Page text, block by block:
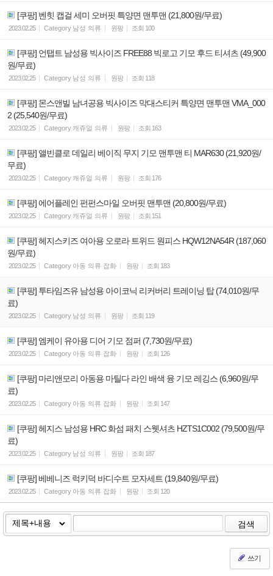
[쿠팡] 벤힛 캡걸 세미 오버핏 특양면 맨투맨 (21,800원/무료)
2023.02.25 Category 남성 의류 원팡 조회 100
[쿠팡] 언탭트 남성용 빅사이즈 FREE88 빅로고 기모 후드 티셔츠 (49,900
원/무료)
2023.02.25 Category 남성 의류 원팡 조회 118
[쿠팡] 몬스앤빌 남녀공용 빅사이즈 막대스티커 특양면 맨투맨 VMA_000
2 (25,540원/무료)
2023.02.25 Category 캐쥬얼 의류 원팡 조회 163
[쿠팡] 앨빈클로 데일리 베이직 무지 기모 맨투맨 티 MAR630 (21,920원/
무료)
2023.02.25 Category 캐쥬얼 의류 원팡 조회 176
[쿠팡] 에어플레인 펀펀스마일 오버핏 맨투맨 (20,800원/무료)
2023.02.25 Category 캐쥬얼 의류 원팡 조회 151
[쿠팡] 헤지스키즈 여아용 오로라 트위드 원피스 HQW12NA54R (187,060
원/무료)
2023.02.25 Category 아동 의류 잡화 원팡 조회 183
[쿠팡] 투타임즈유 남성용 아이코닉 리커버리 트레이닝 탑 (74,010원/무
료)
2023.02.25 Category 남성 의류 원팡 조회 119
[쿠팡] 엠케이 유아용 디어 기모 점퍼 (7,730원/무료)
2023.02.25 Category 아동 의류 잡화 원팡 조회 126
[쿠팡] 마리앤모리 아동용 마틸다 라인 배색 융 기모 레깅스 (6,960원/무
료)
2023.02.25 Category 아동 의류 잡화 원팡 조회 147
[쿠팡] 헤지스 남성용 HRC 화섬 패치 스웻셔츠 HZTS1C002 (79,500원/무
료)
2023.02.25 Category 남성 의류 원팡 조회 187
[쿠팡] 베베니즈 럭키덕 바디수트 모자세트 (19,840원/무료)
2023.02.25 Category 아동 의류 잡화 원팡 조회 120
검색
쓰기